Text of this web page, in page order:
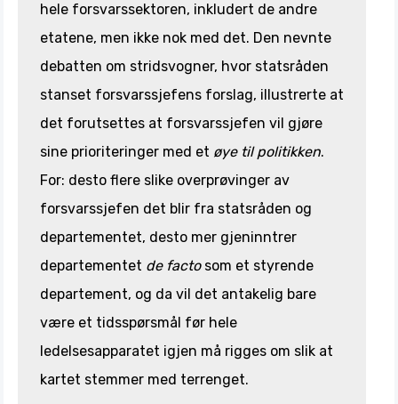
hele forsvarssektoren, inkludert de andre
etatene, men ikke nok med det. Den nevnte
debatten om stridsvogner, hvor statsråden
stanset forsvarssjefens forslag, illustrerte at
det forutsettes at forsvarssjefen vil gjøre
sine prioriteringer med et øye til politikken.
For: desto flere slike overprøvinger av
forsvarssjefen det blir fra statsråden og
departementet, desto mer gjeninntrer
departementet de factosom et styrende
departement, og da vil det antakelig bare
være et tidsspørsmål før hele
ledelsesapparatet igjen må rigges om slik at
kartet stemmer med terrenget.